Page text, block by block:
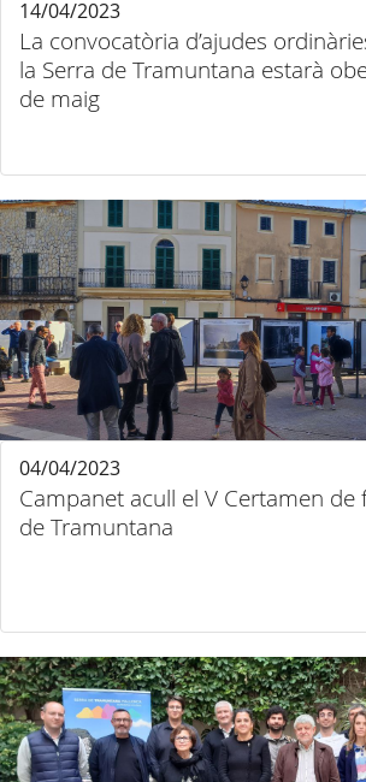
La convocatòria d’ajudes
la Serra de Tramuntana estarà
de maig
14/04/2023
Campanet acull el V Certamen de
de Tramuntana
04/04/2023